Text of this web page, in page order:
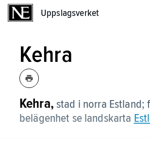
Uppslagsverket
Kehra
Kehra, stad i norra Estland;
belägenhet se landskarta